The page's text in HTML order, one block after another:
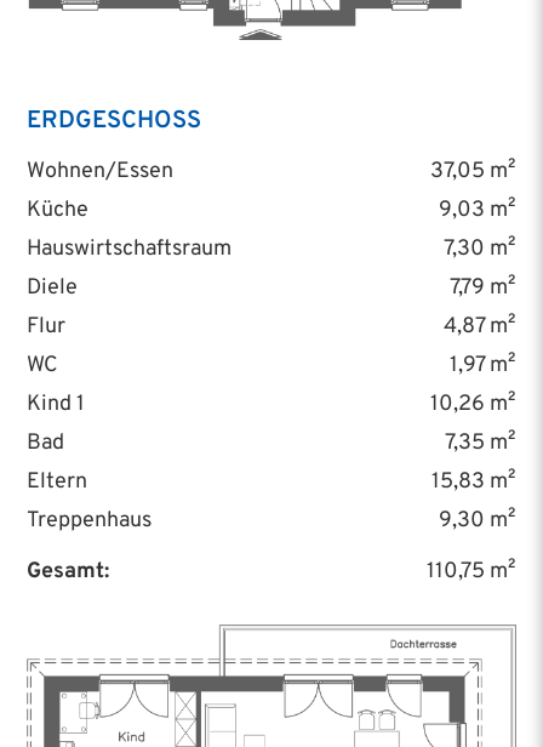
ERDGESCHOSS
Wohnen/Essen
37,05 m²
Küche
9,03 m²
Hauswirtschaftsraum
7,30 m²
Diele
7,79 m²
Flur
4,87 m²
WC
1,97 m²
Kind 1
10,26 m²
Bad
7,35 m²
Eltern
15,83 m²
Treppenhaus
9,30 m²
Gesamt:
110,75 m²